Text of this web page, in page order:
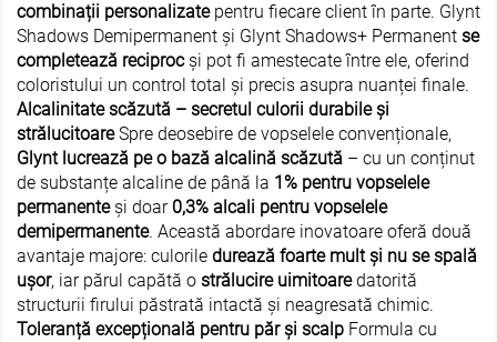
combinații personalizatepentru fiecare client în parte. Glynt
Shadows Demipermanent și Glynt Shadows+ Permanent se
completează reciprocși pot fi amestecate între ele, oferind
coloristului un control total și precis asupra nuanței finale.
Alcalinitate scăzută – secretul culorii durabile și
strălucitoareSpre deosebire de vopselele convenționale,
Glynt lucrează pe o bază alcalină scăzută – cu un conținut
de substanțe alcaline de până la 1% pentru vopselele
permanenteși doar 0,3% alcali pentru vopselele
demipermanente. Această abordare inovatoare oferă două
avantaje majore: culorile durează foarte mult și nu se spală
ușor, iar părul capătă o strălucire uimitoaredatorită
structurii firului păstrată intactă și neagresată chimic.
Toleranță excepțională pentru păr și scalp Formula cu
PROMO